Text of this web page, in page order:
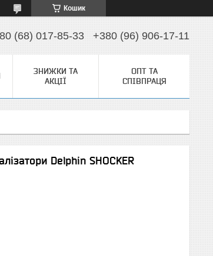
Кошик
(68) 017-85-33 +380 (96) 906-17-11
ЗНИЖКИ ТА
АКЦІЇ
ОПТ ТА
СПІВПРАЦЯ
Delphin SHOCKER